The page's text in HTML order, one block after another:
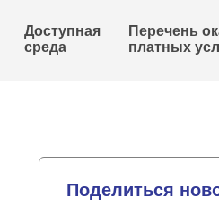
Доступная
среда
Перечень
платных
Поделиться